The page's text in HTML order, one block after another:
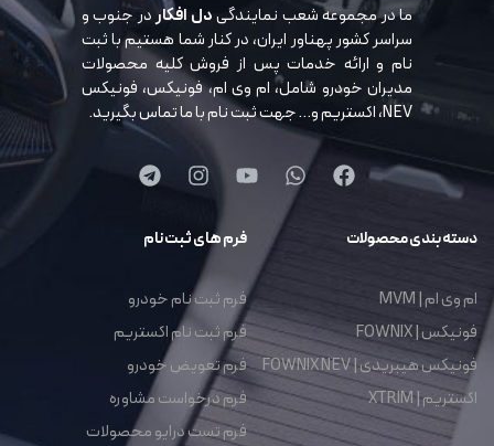
ما در مجموعه شعب نمایندگیدل افکاردر جنوب و
سراسر کشور پهناور ایران، در کنار شما هستیم با ثبت
نام و ارائه خدمات پس از فروش کلیه محصولات
مدیران خودرو شامل، ام وی ام، فونیکس، فونیکس
NEV، اکستریم و… جهت ثبت نام با ما تماس بگیرید.
دسته بندی محصولات
ام وی ام | MVM
فونیکس | FOWNIX
فونیکس هیبریدی | FOWNIX NEV
اکستریم | XTRIM
فرم های ثبت نام
فرم ثبت نام خودرو
فرم ثبت نام اکستریم
فرم تعویض خودرو
فرم درخواست مشاوره
فرم تست درایو محصولات